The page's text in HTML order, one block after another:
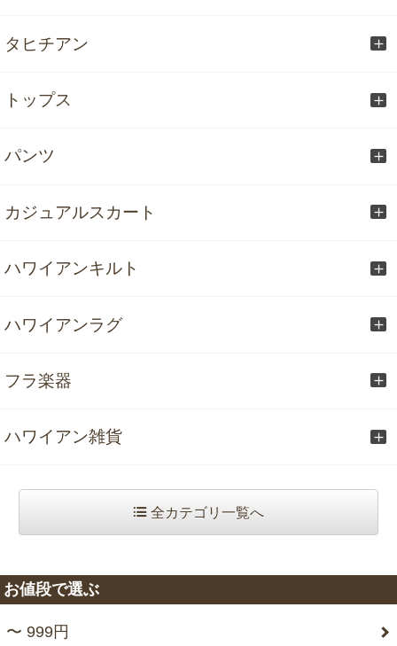
タヒチアン
トップス
パンツ
カジュアルスカート
ハワイアンキルト
ハワイアンラグ
フラ楽器
ハワイアン雑貨
全カテゴリ一覧へ
お値段で選ぶ
〜 999円